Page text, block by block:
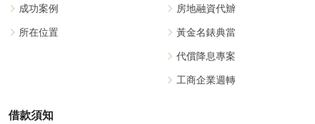
成功案例
所在位置
房地融資代辧
黃金名錶典當
代償降息專案
工商企業週轉
借款須知